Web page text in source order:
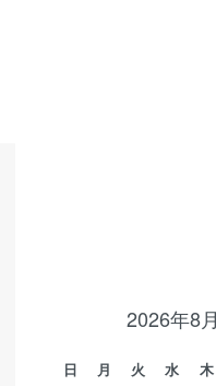
2026年8月
日 月 火 水 木